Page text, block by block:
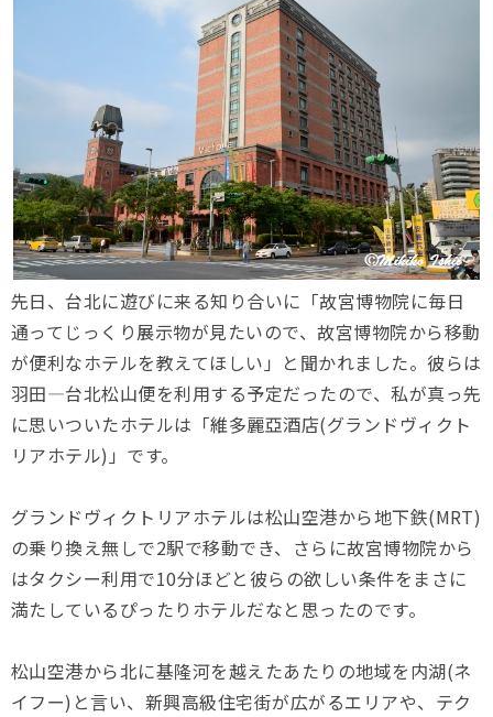
先日、台北に遊びに来る知り合いに「故宮博物院に毎日
通ってじっくり展示物が見たいので、故宮博物院から移動
が便利なホテルを教えてほしい」と聞かれました。彼らは
羽田―台北松山便を利用する予定だったので、私が真っ先
に思いついたホテルは「維多麗亞酒店(グランドヴィクト
リアホテル)」です。
グランドヴィクトリアホテルは松山空港から地下鉄(MRT)
の乗り換え無しで2駅で移動でき、さらに故宮博物院から
はタクシー利用で10分ほどと彼らの欲しい条件をまさに
満たしているぴったりホテルだなと思ったのです。
松山空港から北に基隆河を越えたあたりの地域を内湖(ネ
イフー)と言い、新興高級住宅街が広がるエリアや、テク